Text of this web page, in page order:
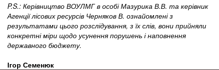
P.S.: Керівництво ВОУЛМГ в особі Мазурика В.В. та керівник
Агенції лісових ресурсів Черняков В. ознайомлені з
результатами цього розслідування, з їх слів, вони прийняли
конкретні міри щодо усунення порушень і наповнення
державного бюджету.
Ігор Семенюк